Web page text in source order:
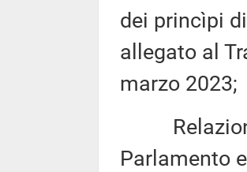
dei princìpi
allegato al
marzo 2023;
Relazione
Parlamento